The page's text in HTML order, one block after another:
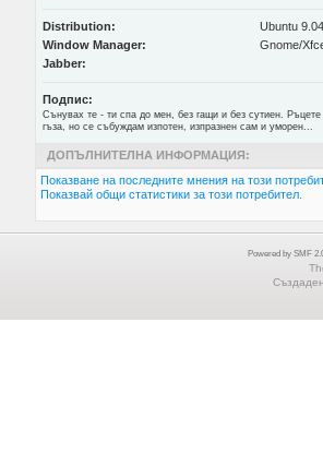
Distribution:
Ubuntu
Window Manager:
Gnome/
Jabber:
Подпис:
Сънувах те - ти спа до мен, без гащи и без сутиен.
гъза, но се събуждам изпотен, изпразнен сам и уморен...
ДОПЪЛНИТЕЛНА ИНФОРМАЦИЯ:
Показване на последните мнения на този
Показвай общи статистики за този потребител.
Powered by SMF